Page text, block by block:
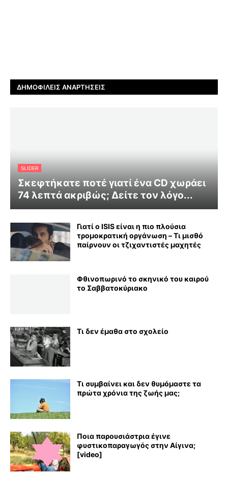
ΔΗΜΟΦΙΛΕΊΣ ΑΝΑΡΤΉΣΕΙΣ
SLIDER
Σκεφτήκατε ποτέ γιατί ένα CD χωράει
74 λεπτά ακριβώς; Δείτε τον λόγο...
Γιατί ο ISIS είναι η πιο πλούσια
τρομοκρατική οργάνωση – Τι μισθό
παίρνουν οι τζιχαντιστές μαχητές
Φθινοπωρινό το σκηνικό του καιρού
το Σαββατοκύριακο
Τι δεν έμαθα στο σχολείο
Τι συμβαίνει και δεν θυμόμαστε τα
πρώτα χρόνια της ζωής μας;
Ποια παρουσιάστρια έγινε
φυστικοπαραγωγός στην Αίγινα;
[video]